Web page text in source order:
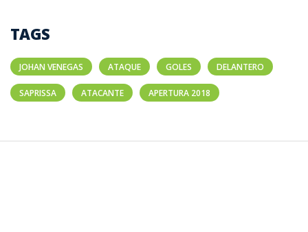
TAGS
JOHAN VENEGAS ATAQUE GOLES DELANTERO
SAPRISSA ATACANTE APERTURA 2018